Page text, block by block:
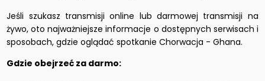
Jeśli szukasz transmisji online lub darmowej transmisji na
żywo, oto najważniejsze informacje o dostępnych serwisach i
sposobach, gdzie oglądać spotkanie Chorwacja - Ghana.
Gdzie obejrzeć za darmo: